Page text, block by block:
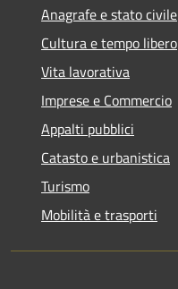
Anagrafe e stato civile
Cultura e tempo libero
Vita lavorativa
Imprese e Commercio
Appalti pubblici
Catasto e urbanistica
Turismo
Mobilità e trasporti